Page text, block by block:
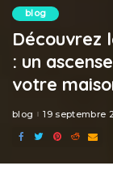
blog
Découvrez
: un
votre
blog 19 septembre